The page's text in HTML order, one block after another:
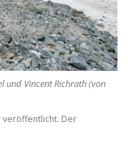
und Vincent Richrath (von
veröffentlicht. Der